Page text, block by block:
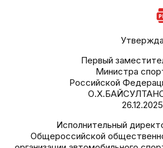
Первый
Министра
Российской
Исполнительный
Общероссийской